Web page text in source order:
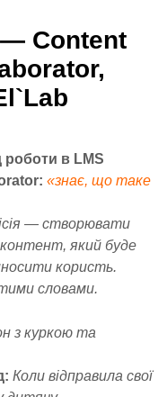
— Content
роботи в LMS
«знає, що таке
— створювати
який буде
користь.
словами.
з куркою та
Коли відправила свої